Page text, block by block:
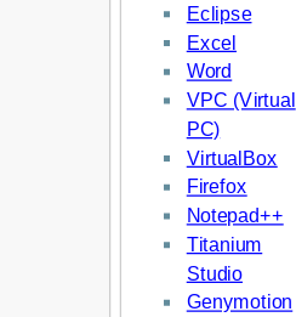
Eclipse
Excel
Word
VPC (Virtual
PC)
VirtualBox
Firefox
Notepad++
Titanium
Studio
Genymotion